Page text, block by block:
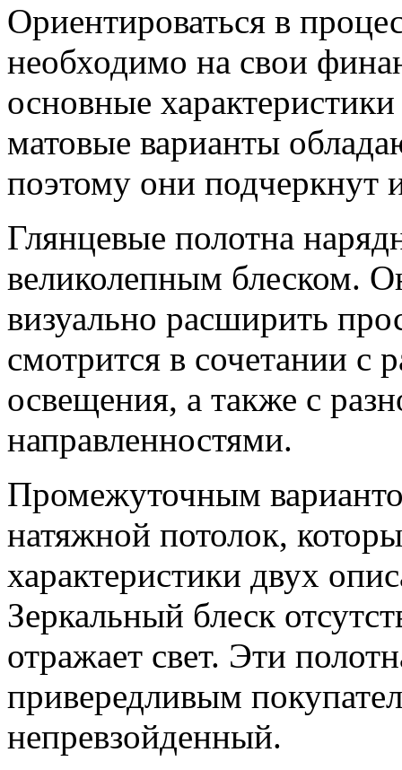
Ориентироваться в
необходимо на свои
основные
матовые варианты
поэтому они подчеркнут
Глянцевые полотна
великолепным блеском.
визуально расширить
смотрится в сочетании с
освещения, а также с
направленностями.
Промежуточным
натяжной потолок,
характеристики двух
Зеркальный блеск
отражает свет. Эти
привередливым
непревзойденный.